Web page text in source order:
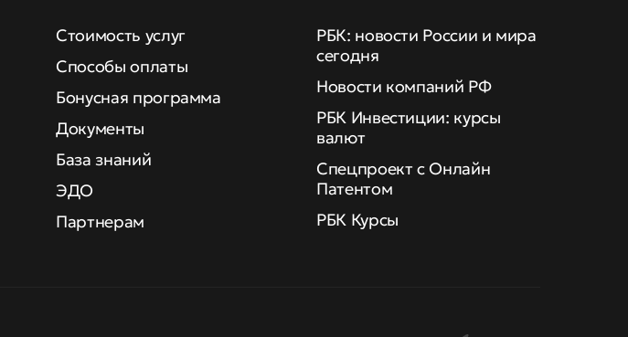
Стоимость услуг
Способы оплаты
Бонусная программа
Документы
База знаний
ЭДО
Партнерам
РБК: новости России и мира
сегодня
Новости компаний РФ
РБК Инвестиции: курсы
валют
Спецпроект с Онлайн
Патентом
РБК Курсы